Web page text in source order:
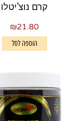
קרם נוצ'יטלו
₪21.80
הוספה לסל